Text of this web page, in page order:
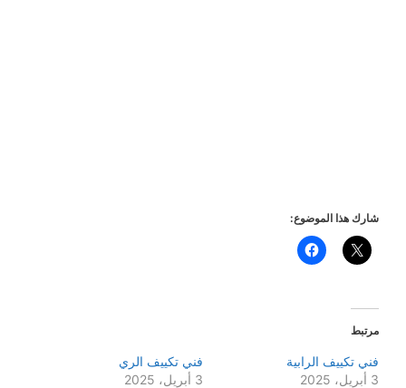
شارك هذا الموضوع:
مرتبط
فني تكييف الرابية
3 أبريل، 2025
فني تكييف الري
3 أبريل، 2025